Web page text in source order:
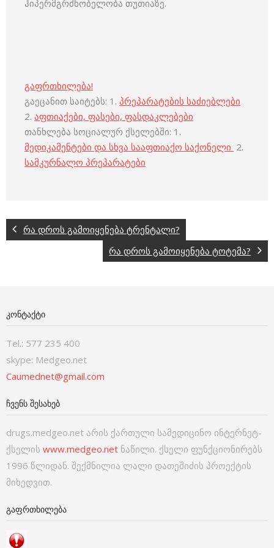
ჰიპერმგრძნობელობა თუთიაზე.
გაფრთხილება!
გაეცანით საიტებს: 1. პრეპარატების საძიებლები
2. აფთიაქები, ფასები, ფასდაკლებები
თანხლება სოციალურ ქსელებში: 1.
მედიკამენტები და სხვა სააფთიაქო საქონელი 2.
სამკურნალო პრეპარატები
რა დროს გამოიყენება ტრენტალი?
რა დროს გამოიყენება ტოტემა?
ᲙᲝᲜᲢᲐᲥᲢᲘ
Tel.: 577 235 400
skype: Medgeo.net
Caumednet@gmail.com
ᲩᲕᲔᲜᲡ ᲨᲔᲡᲐᲮᲔᲑ
drugs.medgeo.net არის ქართული სამედიცინო ინტერნეტ-
ქსელის www.medgeo.net ნაწილი. ქსელი ფუნქციონირებს
1996 წლიდან. შექმნილია ლალი დათეშიძის პროექტის
მიხედვით.
ᲒᲐᲤᲠᲗᲮᲘᲚᲔᲑᲐ